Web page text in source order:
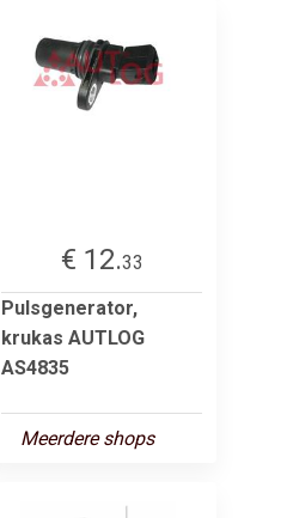
€ 12.33
Pulsgenerator,
krukas AUTLOG
AS4835
Meerdere shops